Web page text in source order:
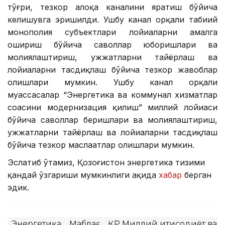
тўғри, тезкор алоқа каналини яратиш бўйича
келишувга эришилди. Ушбу канал орқали табиий
монополия субъектлари лойиҳаларни амалга
ошириш бўйича саволлар юборишлари ва
молиялаштириш, ҳужжатларни тайёрлаш ва
лойиҳаларни тасдиқлаш бўйича тезкор жавоблар
олишлари мумкин. Ушбу канал орқали
муассасалар “Энергетика ва коммунал хизматлар
соҳасини модернизация қилиш” миллий лойиҳаси
бўйича саволлар беришлари ва молиялаштириш,
ҳужжатларни тайёрлаш ва лойиҳаларни тасдиқлаш
бўйича тезкор маслаҳатлар олишлари мумкин.
Эслатиб ўтамиз, Қозоғистон энергетика тизими
қандай ўзгариши мумкинлиги ҳақида хабар берган
эдик.